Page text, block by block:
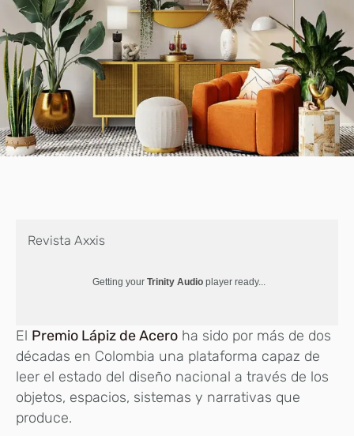
Revista Axxis
Getting your Trinity Audio player ready...
El Premio Lápiz de Acero ha sido por más de dos
décadas en Colombia una plataforma capaz de
leer el estado del diseño nacional a través de los
objetos, espacios, sistemas y narrativas que
produce.